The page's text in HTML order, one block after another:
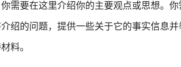
需要在这里介绍你的主要观点或思想。
绍的问题，提供一些关于它的事实信息并
料。